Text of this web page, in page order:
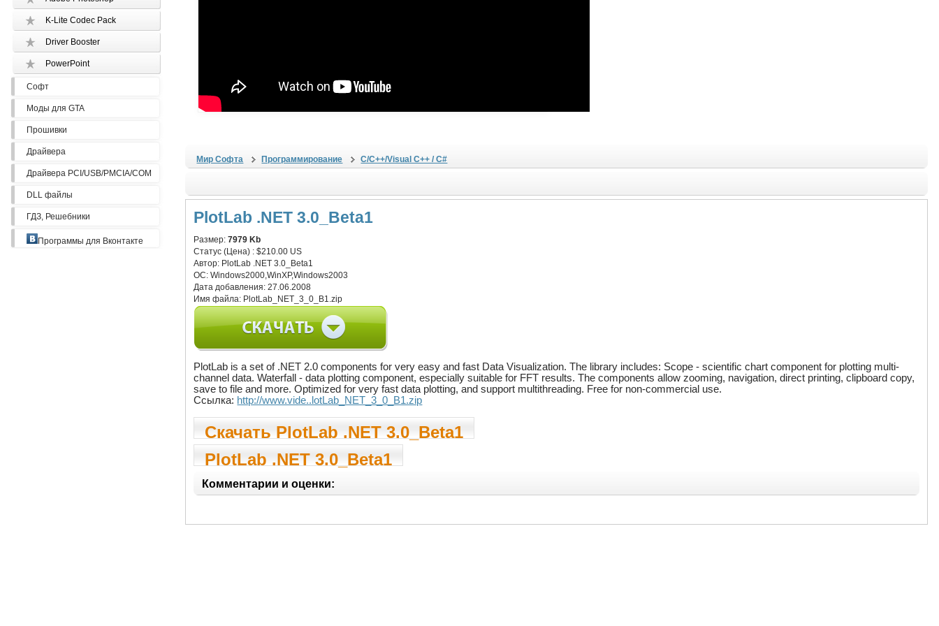
K-Lite Codec Pack
Driver Booster
PowerPoint
Софт
Моды для GTA
Прошивки
Драйвера
Драйвера PCI/USB/PMCIA/COM
DLL файлы
ГДЗ, Решебники
Программы для Вконтакте
Мир Софта Программирование C/C++/Visual C++ / C#
PlotLab .NET 3.0_Beta1
Размер:7979 Kb
Статус (Цена) :$210.00 US
Автор: PlotLab .NET 3.0_Beta1
ОС:Windows2000,WinXP,Windows2003
Дата добавления:27.06.2008
Имя файла: PlotLab_NET_3_0_B1.zip
PlotLab is a set of .NET 2.0 components for very easy and fast Data Visualization. The library includes: Scope - scientific chart component for plotting multi-
channel data. Waterfall - data plotting component, especially suitable for FFT results. The components allow zooming, navigation, direct printing, clipboard copy,
save to file and more. Optimized for very fast data plotting, and support multithreading. Free for non-commercial use.
Ссылка: http://www.vide..lotLab_NET_3_0_B1.zip
Скачать PlotLab .NET 3.0_Beta1
PlotLab .NET 3.0_Beta1
Комментарии и оценки: